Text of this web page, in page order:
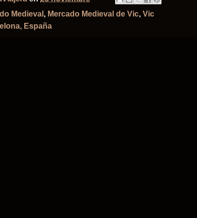
Medieval , Mercado Medieval de Vic, Vic
España